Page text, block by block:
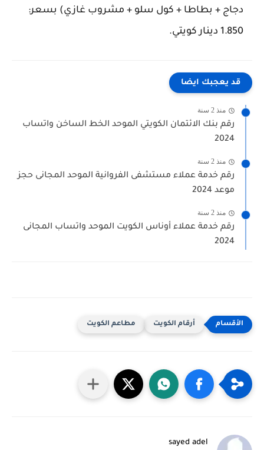
دجاج + بطاطا + كول سلو + مشروب غازي) بسعر:
1.850 دينار كويتي.
قد يعجبك ايضا
منذ 2 سنة
رقم بنك الائتمان الكويتي الموحد الخط الساخن واتساب
2024
منذ 2 سنة
رقم خدمة عملاء مستشفى الفروانية الموحد المجانى حجز
موعد 2024
منذ 2 سنة
رقم خدمة عملاء أوناس الكويت الموحد واتساب المجانى
2024
أرقام الكويت مطاعم الكويت
sayed adel